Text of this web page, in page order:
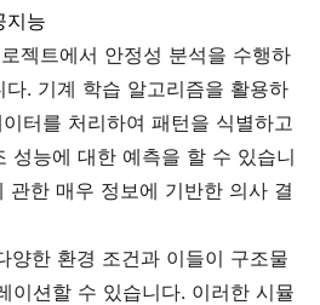
지능
젝트에서 안정성 분석을 수행하
. 기계 학습 알고리즘을 활용하
터를 처리하여 패턴을 식별하고
성능에 대한 예측을 할 수 있습니
관한 매우 정보에 기반한 의사 결
양한 환경 조건과 이들이 구조물
이션할 수 있습니다. 이러한 시뮬